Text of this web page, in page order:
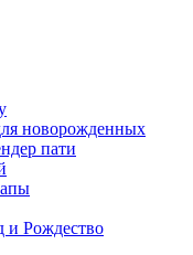
новорожденных
пати
и Рождество